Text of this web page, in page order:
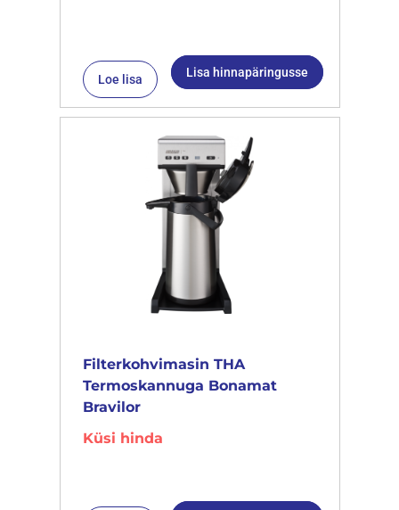
Loe lisa Lisa hinnapäringusse
Filterkohvimasin THA
Termoskannuga Bonamat
Bravilor
Küsi hinda